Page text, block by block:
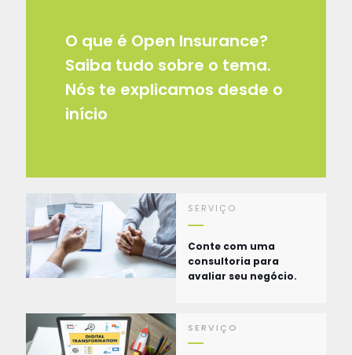
O que é Open Insurance?
Saiba tudo sobre o tema.
Nós te explicamos desde o
início
SERVIÇO
Conte com uma
consultoria para
avaliar seu negócio.
SERVIÇO